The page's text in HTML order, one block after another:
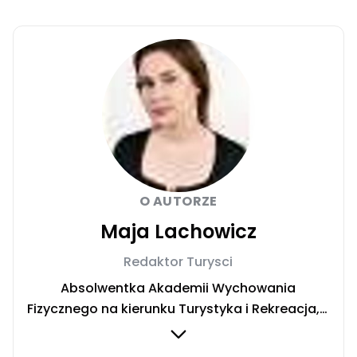
O AUTORZE
Maja Lachowicz
Redaktor Turysci
Absolwentka Akademii Wychowania
Fizycznego na kierunku Turystyka i Rekreacja, z
zawodu pilot wycieczek. Ciekawość świata i